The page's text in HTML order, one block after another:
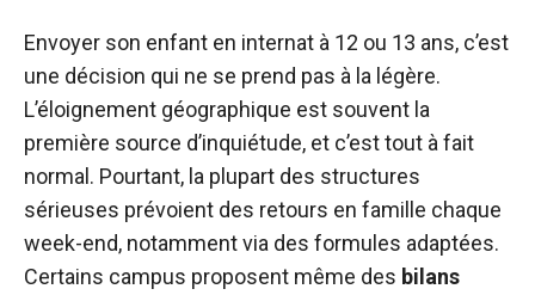
Envoyer son enfant en internat à 12 ou 13 ans, c’est
une décision qui ne se prend pas à la légère.
L’éloignement géographique est souvent la
première source d’inquiétude, et c’est tout à fait
normal. Pourtant, la plupart des structures
sérieuses prévoient des retours en famille chaque
week-end, notamment via des formules adaptées.
Certains campus proposent même des bilans